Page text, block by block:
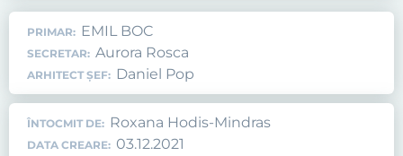
PRIMAR: EMIL BOC
SECRETAR: Aurora Rosca
ARHITECT ȘEF: Daniel Pop
ÎNTOCMIT DE: Roxana Hodis-Mindras
DATA CREARE: 03.12.2021